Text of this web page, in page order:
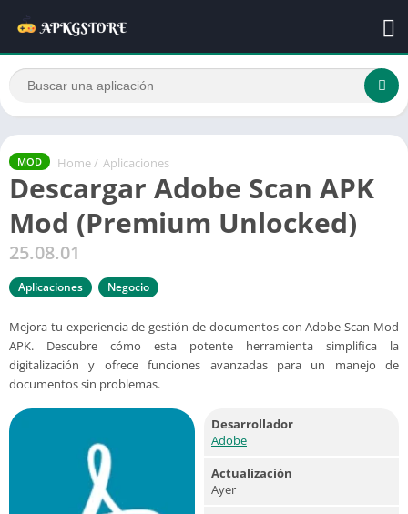
MOD Home / Aplicaciones
Descargar Adobe Scan APK
Mod (Premium Unlocked)
25.08.01
Aplicaciones Negocio
Mejora tu experiencia de gestión de documentos con Adobe Scan Mod
APK. Descubre cómo esta potente herramienta simplifica la
digitalización y ofrece funciones avanzadas para un manejo de
documentos sin problemas.
Desarrollador
Adobe
Actualización
Ayer